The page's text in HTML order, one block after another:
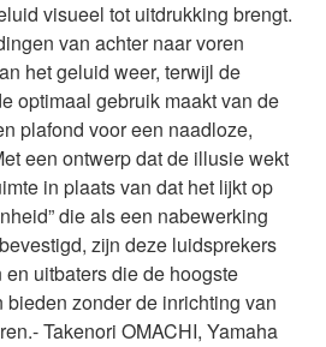
visueel tot uitdrukking brengt.
van achter naar voren
het geluid weer, terwijl de
optimaal gebruik maakt van de
plafond voor een naadloze,
een ontwerp dat de illusie wekt
in plaats van dat het lijkt op
die als een nabewerking
zijn deze luidsprekers
uitbaters die de hoogste
zonder de inrichting van
Takenori OMACHI, Yamaha